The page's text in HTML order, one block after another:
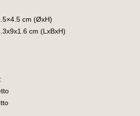
cm (ØxH)
cm (LxBxH)